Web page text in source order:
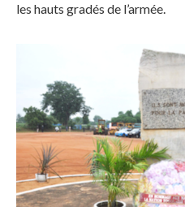
les hauts gradés de l’armée.